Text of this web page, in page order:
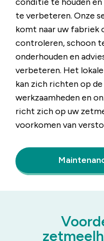
te verbeteren. Onze
komt naar uw fabriek
controleren, schoon
onderhouden en
verbeteren. Het
kan zich richten op de
werkzaamheden en
richt zich op uw
voorkomen van